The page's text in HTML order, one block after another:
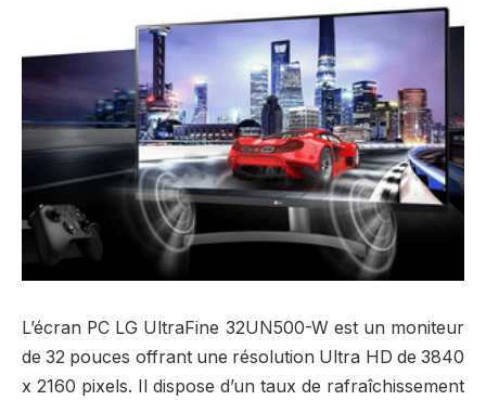
L’écran PC LG UltraFine 32UN500-W est un moniteur
de 32 pouces offrant une résolution Ultra HD de 3840
x 2160 pixels. Il dispose d’un taux de rafraîchissement